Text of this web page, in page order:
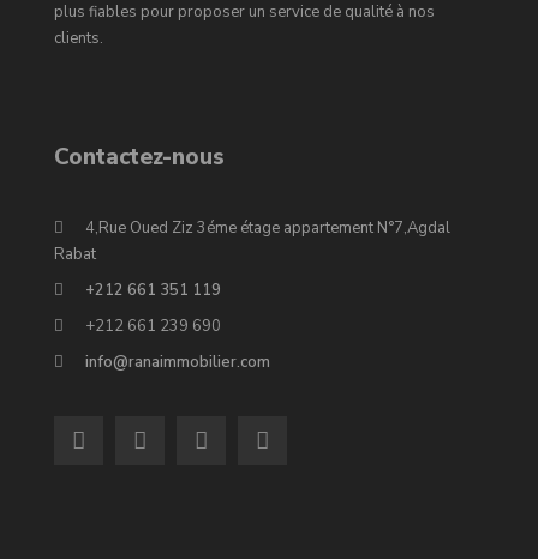
plus fiables pour proposer un service de qualité à nos
clients.
Contactez-nous
4,Rue Oued Ziz 3éme étage appartement N°7,Agdal
Rabat
+212 661 351 119
+212 661 239 690
info@ranaimmobilier.com